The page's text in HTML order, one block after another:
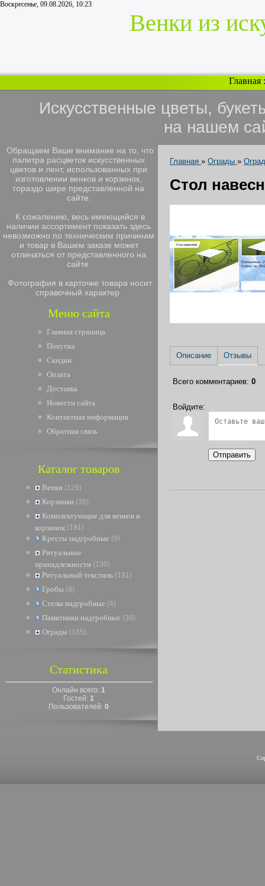
Воскресенье, 09.08.2026, 10:23
Венки из
Главная
Искусственные цветы,
на нашем
Обращаем Ваше внимание на то, что
палитра расцветок искусственных
цветов и лент, использованных при
изготовлении венков и корзинок,
гораздо шире представленной на
сайте.
К сожалению, весь имеющийся в
наличии ассортимент показать здесь
невозможно по техническим причинам
и товар в Вашем заказе может
отличаться от представленного на
сайте
Фотография в карточке товара носит
справочный характер
Меню сайта
Главная страница
Покупка
Скидки
Оплата
Доставка
Новости сайта
Контактная информация
Обратная связь
Каталог товаров
Венки (129)
Корзинки (35)
Комплектующие для венков и
корзинок (191)
Кресты надгробные (9)
Ритуальные
принадлежности (130)
Ритуальный текстиль (191)
Гробы (8)
Стелы надгробные (4)
Памятники надгробные (39)
Ограды (165)
Статистика
Онлайн всего: 1
Гостей: 1
Пользователей:0
Главная » Ограды »
Стол
Описание Отзывы
Всего комментариев: 0
Войдите:
Отправить